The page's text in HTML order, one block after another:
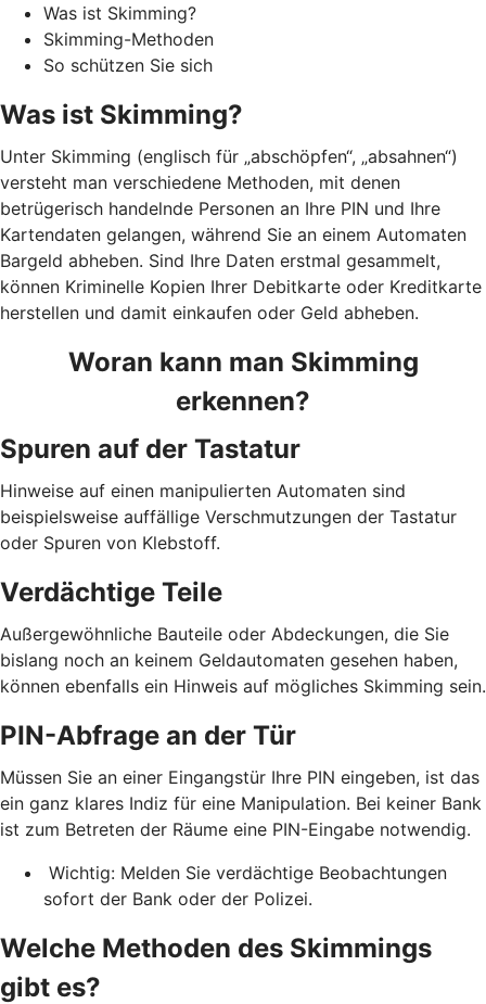
Was ist Skimming?
Skimming-Methoden
So schützen Sie sich
Was ist Skimming?
Unter Skimming (englisch für „abschöpfen“, „absahnen“)
versteht man verschiedene Methoden, mit denen
betrügerisch handelnde Personen an Ihre PIN und Ihre
Kartendaten gelangen, während Sie an einem Automaten
Bargeld abheben. Sind Ihre Daten erstmal gesammelt,
können Kriminelle Kopien Ihrer Debitkarte oder Kreditkarte
herstellen und damit einkaufen oder Geld abheben.
Woran kann man Skimming
erkennen?
Spuren auf der Tastatur
Hinweise auf einen manipulierten Automaten sind
beispielsweise auffällige Verschmutzungen der Tastatur
oder Spuren von Klebstoff.
Verdächtige Teile
Außergewöhnliche Bauteile oder Abdeckungen, die Sie
bislang noch an keinem Geldautomaten gesehen haben,
können ebenfalls ein Hinweis auf mögliches Skimming sein.
PIN-Abfrage an der Tür
Müssen Sie an einer Eingangstür Ihre PIN eingeben, ist das
ein ganz klares Indiz für eine Manipulation. Bei keiner Bank
ist zum Betreten der Räume eine PIN-Eingabe notwendig.
Wichtig: Melden Sie verdächtige Beobachtungen
sofort der Bank oder der Polizei.
Welche Methoden des Skimmings
gibt es?